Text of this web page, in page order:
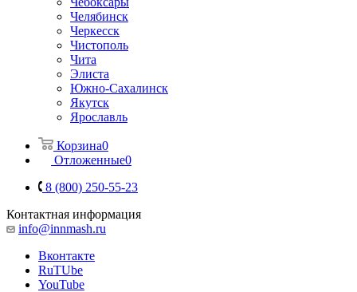
Челябинск
Черкесск
Чистополь
Чита
Элиста
Южно-Сахалинск
Якутск
Ярославль
Корзина0
Отложенные0
8 (800) 250-55-23
Контактная информация
info@innmash.ru
Вконтакте
RuTUbe
YouTube